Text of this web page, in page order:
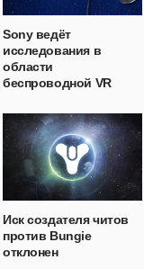
Sony ведёт
исследования в
области
беспроводной VR
Иск создателя читов
против Bungie
отклонен